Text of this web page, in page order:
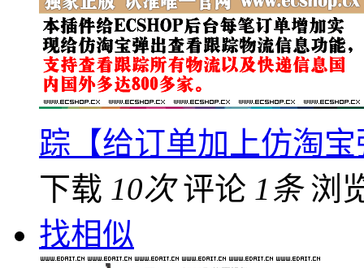
踪【给订单加上仿淘
下载 10次 评论 1条 浏
找相似